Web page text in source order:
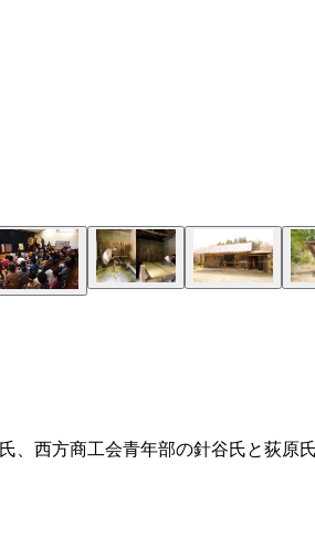
、西方商工会青年部の針谷氏と荻